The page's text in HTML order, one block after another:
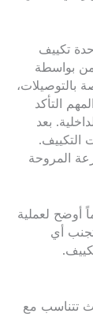
تكييف
بواسطة
بالتوصيلات،
التأكد
بعد
التكييف.
المروحة
أوضح لعملية
أي
تتناسب مع